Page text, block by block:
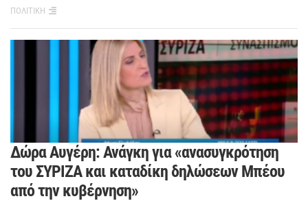
ΠΟΛΙΤΙΚΗ
Δώρα Αυγέρη: Ανάγκη για «ανασυγκρότηση
του ΣΥΡΙΖΑ και καταδίκη δηλώσεων Μπέου
από την κυβέρνηση»